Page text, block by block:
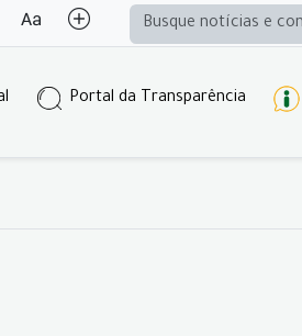
Portal da Transparência